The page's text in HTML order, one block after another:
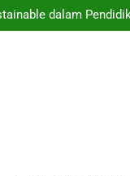
dalam
yang untuk Kemajuan
Sebagai Inovasi
untuk Kemajuan
Tumbuhan